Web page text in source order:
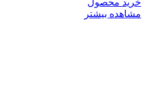
خرید محصول
مشاهده بیشتر